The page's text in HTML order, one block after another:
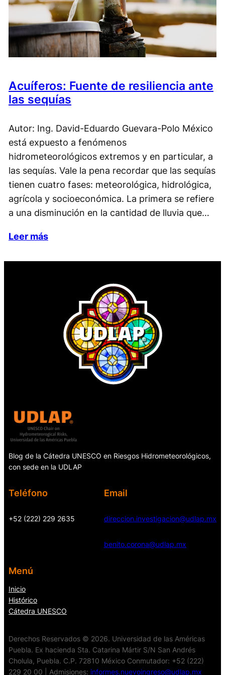
Acuíferos: Fuente de resiliencia ante
las sequías
Autor: Ing. David-Eduardo Guevara-Polo México
está expuesto a fenómenos
hidrometeorológicos extremos y en particular, a
las sequías. Vale la pena recordar que las sequías
tienen cuatro fases: meteorológica, hidrológica,
agrícola y socioeconómica. La primera se refiere
a una disminución en la cantidad de lluvia que…
Leer más
Blog de la Cátedra UNESCO en Riesgos Hidrometeorológicos,
con sede en la UDLAP
Teléfono
+52 (222) 229 2635
Email
direccion.investigacion@udlap.mx
benito.corona@udlap.mx
Menú
Inicio
Histórico
Cátedra UNESCO
Derechos Reservados © 2026. Universidad de las Américas
Puebla. Ex hacienda Sta. Catarina Mártir S/N San Andrés
Cholula, Puebla. C.P. 72810 México Conmutador: +52 (222)
229 20 00 | Admisiones: informes.nuevoingreso@udlap.mx